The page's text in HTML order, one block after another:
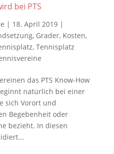
bei PTS
| 18. April 2019|
, Grader, Kosten,
, Tennisplatz
das PTS Know-How
natürlich bei einer
sich Vorort und
Begebenheit oder
bezieht. In diesen